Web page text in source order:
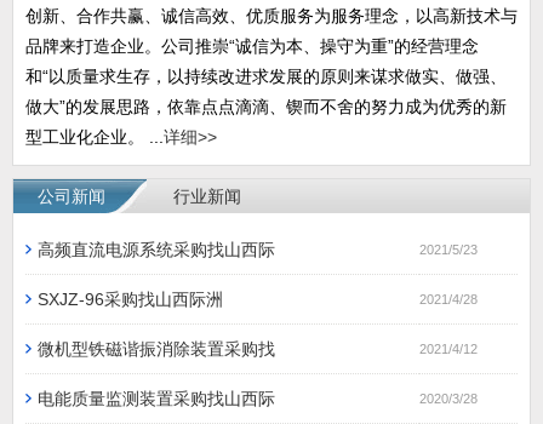
创新、合作共赢、诚信高效、优质服务为服务理念，以高新技术与
品牌来打造企业。公司推崇“诚信为本、操守为重”的经营理念
和“以质量求生存，以持续改进求发展的原则来谋求做实、做强、
做大”的发展思路，依靠点点滴滴、锲而不舍的努力成为优秀的新
型工业化企业。 ... 详细>>
公司新闻 行业新闻
高频直流电源系统采购找山西际 2021/5/23
SXJZ-96采购找山西际洲 2021/4/28
微机型铁磁谐振消除装置采购找 2021/4/12
电能质量监测装置采购找山西际 2020/3/28